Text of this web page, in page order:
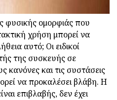
φυσικής ομορφιάς που
χρήση μπορεί να
αυτό; Οι ειδικοί
της συσκευής σε
και τις συστάσεις
να προκαλέσει βλάβη. Η
επιβλαβής, δεν έχει